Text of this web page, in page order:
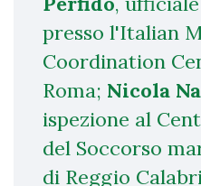
presso l'Italian
Coordination
Roma; Nicola
ispezione al
del Soccorso
di Reggio